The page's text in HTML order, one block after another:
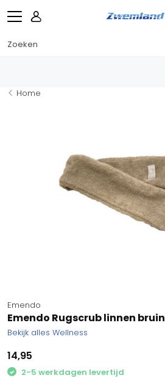
Home
Emendo
Emendo Rugscrub linnen bruin
Bekijk alles Wellness
14,95
2-5 werkdagen levertijd